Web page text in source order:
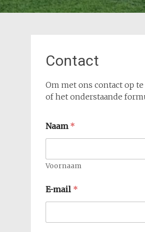
Contact
Om met ons contact op
of het onderstaande
Naam *
Voornaam
E-mail *